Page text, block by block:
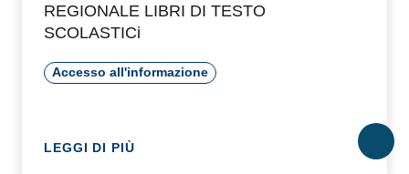
REGIONALE LIBRI DI TESTO
SCOLASTICi
Accesso all'informazione
LEGGI DI PIÙ